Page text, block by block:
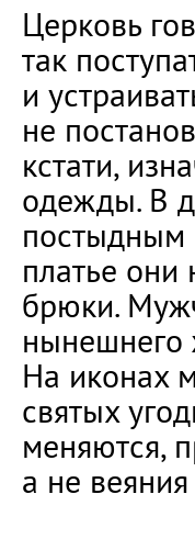
Церковь
так
и
не
кстати,
одежды. В
постыдным
платье
брюки.
нынешнего
На иконах
святых
меняются,
а не